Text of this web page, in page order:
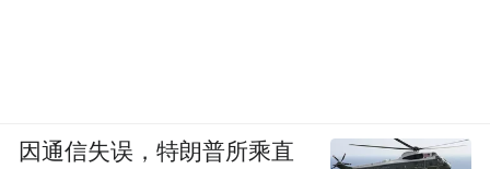
因通信失误，特朗普所乘直